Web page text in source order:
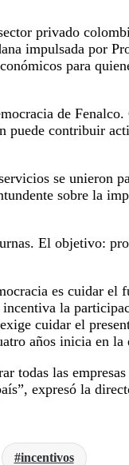
privado
impulsada por
para
de
puede contribuir
se unieron
sobre la
El objetivo:
es cuidar el
la
cuidar el
años inicia en
todas las
expresó la
incentivos